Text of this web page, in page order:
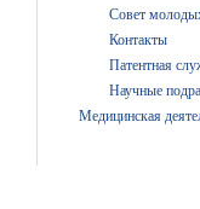
Совет
Контакты
Патентная
Научные
Медицинская